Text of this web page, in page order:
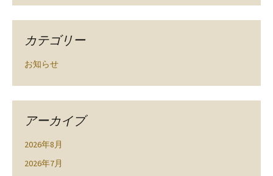
カテゴリー
お知らせ
アーカイブ
2026年8月
2026年7月